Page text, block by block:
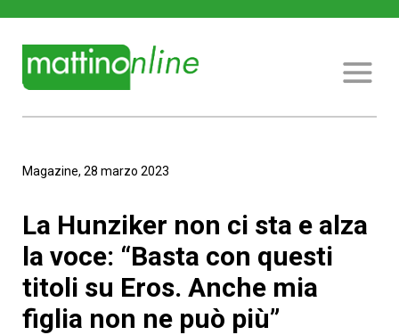
Magazine, 28 marzo 2023
La Hunziker non ci sta e alza
la voce: “Basta con questi
titoli su Eros. Anche mia
figlia non ne può più”